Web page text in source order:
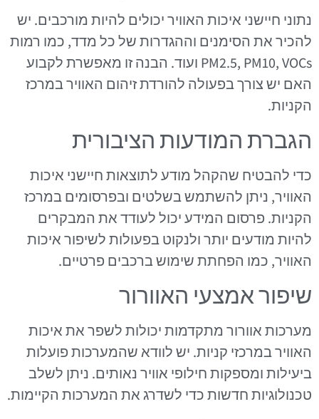
נתוני חיישני איכות האוויר יכולים להיות מורכבים. יש
להכיר את הסימנים וההגדרות של כל מדד, כמו רמות
PM2.5, PM10, VOCs ועוד. הבנה זו מאפשרת לקבוע
האם יש צורך בפעולה להורדת זיהום האוויר במרכז
הקניות.
הגברת המודעות הציבורית
כדי להבטיח שהקהל מודע לתוצאות חיישני איכות
האוויר, ניתן להשתמש בשלטים ובפרסומים במרכז
הקניות. פרסום המידע יכול לעודד את המבקרים
להיות מודעים יותר ולנקוט בפעולות לשיפור איכות
האוויר, כמו הפחתת שימוש ברכבים פרטיים.
שיפור אמצעי האוורור
מערכות אוורור מתקדמות יכולות לשפר את איכות
האוויר במרכזי קניות. יש לוודא שהמערכות פועלות
ביעילות ומספקות חילופי אוויר נאותים. ניתן לשלב
טכנולוגיות חדשות כדי לשדרג את המערכות הקיימות.